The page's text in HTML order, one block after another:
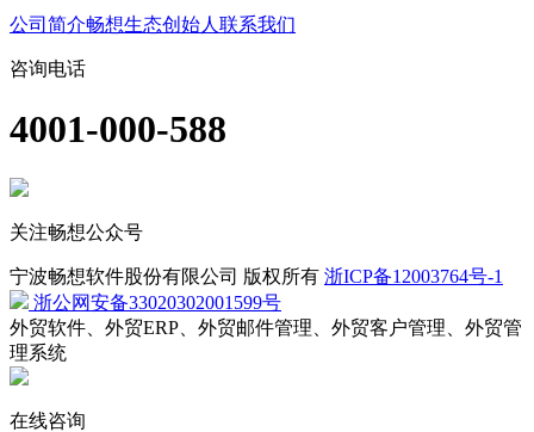
公司简介畅想生态创始人 联系我们
咨询电话
4001-000-588
关注畅想公众号
宁波畅想软件股份有限公司 版权所有 浙ICP备12003764号-1
浙公网安备33020302001599号
外贸软件、外贸ERP、外贸邮件管理、外贸客户管理、外贸管
理系统
在线咨询